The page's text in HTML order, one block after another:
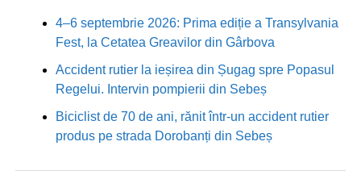
4–6 septembrie 2026: Prima ediție a Transylvania
Fest, la Cetatea Greavilor din Gârbova
Accident rutier la ieșirea din Șugag spre Popasul
Regelui. Intervin pompierii din Sebeș
Biciclist de 70 de ani, rănit într-un accident rutier
produs pe strada Dorobanți din Sebeș